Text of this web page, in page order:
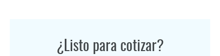
¿Listo para cotizar?